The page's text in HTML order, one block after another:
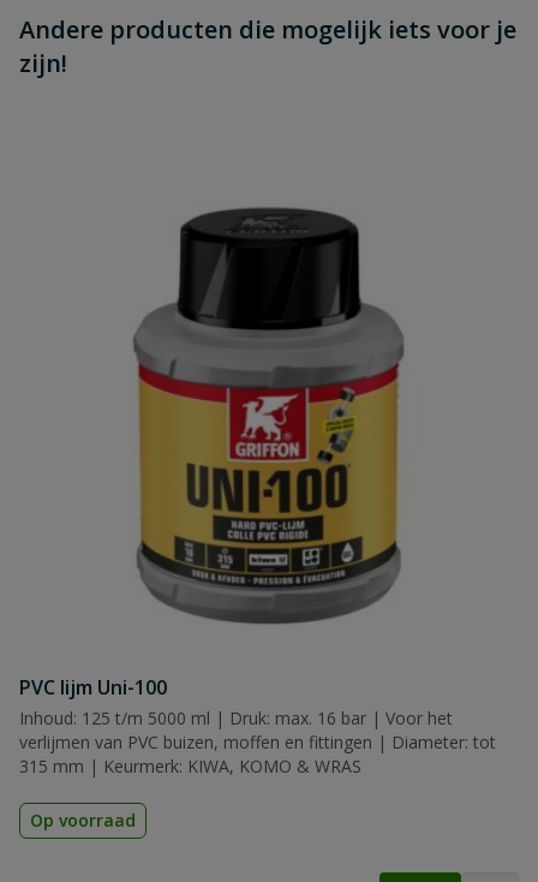
Andere producten die mogelijk iets voor je
zijn!
PVC lijm Uni-100
Inhoud: 125 t/m 5000 ml | Druk: max. 16 bar | Voor het
verlijmen van PVC buizen, moffen en fittingen | Diameter: tot
315 mm | Keurmerk: KIWA, KOMO & WRAS
Op voorraad